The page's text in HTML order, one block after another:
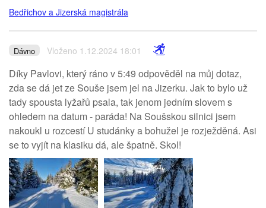
Bedřichov a Jizerská magistrála
Dávno Vloženo 1.12.2024 18:01
Díky Pavlovi, který ráno v 5:49 odpověděl na můj dotaz,
zda se dá jet ze Souše jsem jel na Jizerku. Jak to bylo už
tady spousta lyžařů psala, tak jenom jedním slovem s
ohledem na datum - paráda! Na Soušskou silnici jsem
nakoukl u rozcestí U studánky a bohužel je rozježděná. Asi
se to vyjít na klasiku dá, ale špatně. Skol!